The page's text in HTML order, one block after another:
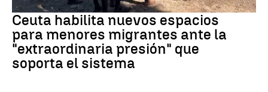
Crisis migratoria
Ceuta habilita nuevos espacios
para menores migrantes ante la
"extraordinaria presión" que
soporta el sistema